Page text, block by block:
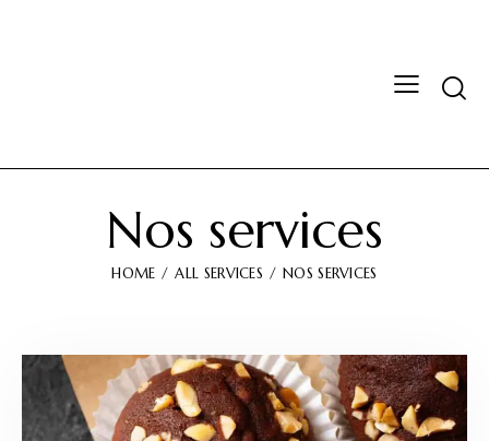
Nos services
HOME ALL SERVICES NOS SERVICES